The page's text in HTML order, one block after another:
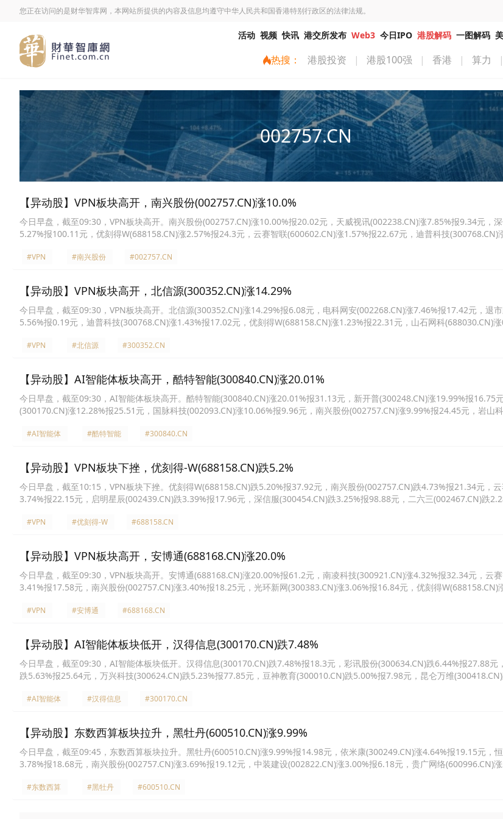
您正在访问的是财华智库网，本网站所提供的内容及信息均遵守中华人民共和国香港特别行政区的法律法规。
活动 视频 快讯 港交所发布 Web3 今日IPO 港股解码 一图解码
热搜： 港股投资 | 港股100强 | 香港 | 算力 |
002757.CN
【异动股】VPN板块高开，南兴股份(002757.CN)涨10.0%
今日早盘，截至09:30，VPN板块高开。南兴股份(002757.CN)涨10.00%报20.02元，天威视讯(002238.CN)涨7.85%报9.34元，
5.27%报100.11元，优刻得W(688158.CN)涨2.57%报24.3元，云赛智联(600602.CN)涨1.57%报22.67元，迪普科技(300768.CN)
#VPN #南兴股份 #002757.CN
【异动股】VPN板块高开，北信源(300352.CN)涨14.29%
今日早盘，截至09:30，VPN板块高开。北信源(300352.CN)涨14.29%报6.08元，电科网安(002268.CN)涨7.46%报17.42元，退
5.56%报0.19元，迪普科技(300768.CN)涨1.43%报17.02元，优刻得W(688158.CN)涨1.23%报22.31元，山石网科(688030.CN)
#VPN #北信源 #300352.CN
【异动股】AI智能体板块高开，酷特智能(300840.CN)涨20.01%
今日早盘，截至09:30，AI智能体板块高开。酷特智能(300840.CN)涨20.01%报31.13元，新开普(300248.CN)涨19.99%报16.75
(300170.CN)涨12.28%报25.51元，国脉科技(002093.CN)涨10.06%报9.96元，南兴股份(002757.CN)涨9.99%报24.45元，岩山
#AI智能体 #酷特智能 #300840.CN
【异动股】VPN板块下挫，优刻得-W(688158.CN)跌5.2%
今日早盘，截至10:15，VPN板块下挫。优刻得W(688158.CN)跌5.20%报37.92元，南兴股份(002757.CN)跌4.73%报21.34元，
3.74%报22.15元，启明星辰(002439.CN)跌3.39%报17.96元，深信服(300454.CN)跌3.25%报98.88元，二六三(002467.CN)跌
#VPN #优刻得-W #688158.CN
【异动股】VPN板块高开，安博通(688168.CN)涨20.0%
今日早盘，截至09:30，VPN板块高开。安博通(688168.CN)涨20.00%报61.2元，南凌科技(300921.CN)涨4.32%报32.34元，云
3.41%报17.58元，南兴股份(002757.CN)涨3.40%报18.25元，光环新网(300383.CN)涨3.06%报16.84元，优刻得W(688158.CN)
#VPN #安博通 #688168.CN
【异动股】AI智能体板块低开，汉得信息(300170.CN)跌7.48%
今日早盘，截至09:30，AI智能体板块低开。汉得信息(300170.CN)跌7.48%报18.3元，彩讯股份(300634.CN)跌6.44%报27.88元
跌5.63%报25.64元，万兴科技(300624.CN)跌5.23%报77.85元，豆神教育(300010.CN)跌5.00%报7.98元，昆仑万维
#AI智能体 #汉得信息 #300170.CN
【异动股】东数西算板块拉升，黑牡丹(600510.CN)涨9.99%
今日早盘，截至09:45，东数西算板块拉升。黑牡丹(600510.CN)涨9.99%报14.98元，依米康(300249.CN)涨4.64%报19.15元，
3.78%报18.68元，南兴股份(002757.CN)涨3.69%报19.12元，中装建设(002822.CN)涨3.00%报6.18元，贵广网络(600996.CN)
#东数西算 #黑牡丹 #600510.CN